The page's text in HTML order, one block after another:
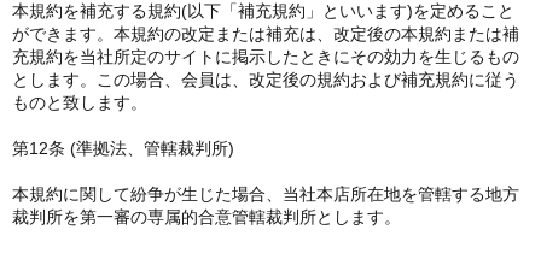
本規約を補充する規約(以下「補充規約」といいます)を定めること
ができます。本規約の改定または補充は、改定後の本規約または補
充規約を当社所定のサイトに掲示したときにその効力を生じるもの
とします。この場合、会員は、改定後の規約および補充規約に従う
ものと致します。
第12条 (準拠法、管轄裁判所)
本規約に関して紛争が生じた場合、当社本店所在地を管轄する地方
裁判所を第一審の専属的合意管轄裁判所とします。